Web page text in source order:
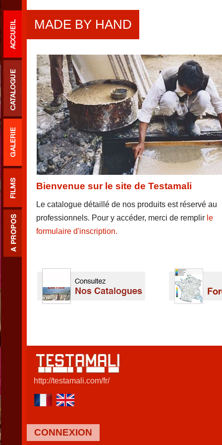
MADE BY HAND
Bienvenue sur le site de Testamali
Le catalogue détaillé de nos produits est réservé au
professionnels. Pour y accéder, merci de remplir le
formulaire d'inscription.
http://testamali.com/fr/
CONNEXION